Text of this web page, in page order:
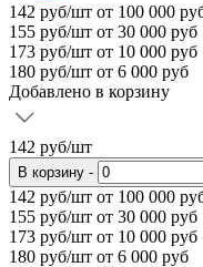
142 руб/шт от 100 000
155 руб/шт от 30 000 руб
173 руб/шт от 10 000 руб
180 руб/шт от 6 000 руб
Добавлено в корзину
142 руб/шт
В корзину -
142 руб/шт от 100 000
155 руб/шт от 30 000 руб
173 руб/шт от 10 000 руб
180 руб/шт от 6 000 руб